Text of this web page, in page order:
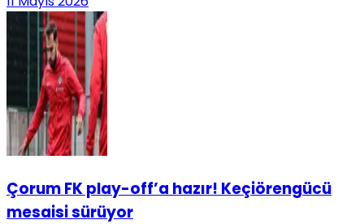
Çorum FK play-off’a hazır! Keçiörengücü
mesaisi sürüyor